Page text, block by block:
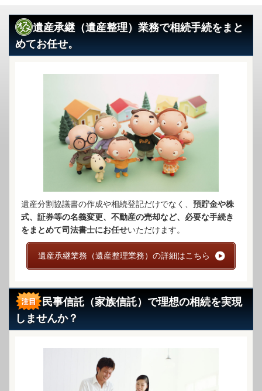
遺産承継（遺産整理）業務で相続手続をまと
めてお任せ。
遺産分割協議書の作成や相続登記だけでなく、 預貯金や株
式、証券等の名義変更、不動産の売却など、必要な手続き
をまとめて司法書士にお任せいただけます。
遺産承継業務（遺産整理業務）の詳細はこちら
民事信託（家族信託）で理想の相続を実現
しませんか？